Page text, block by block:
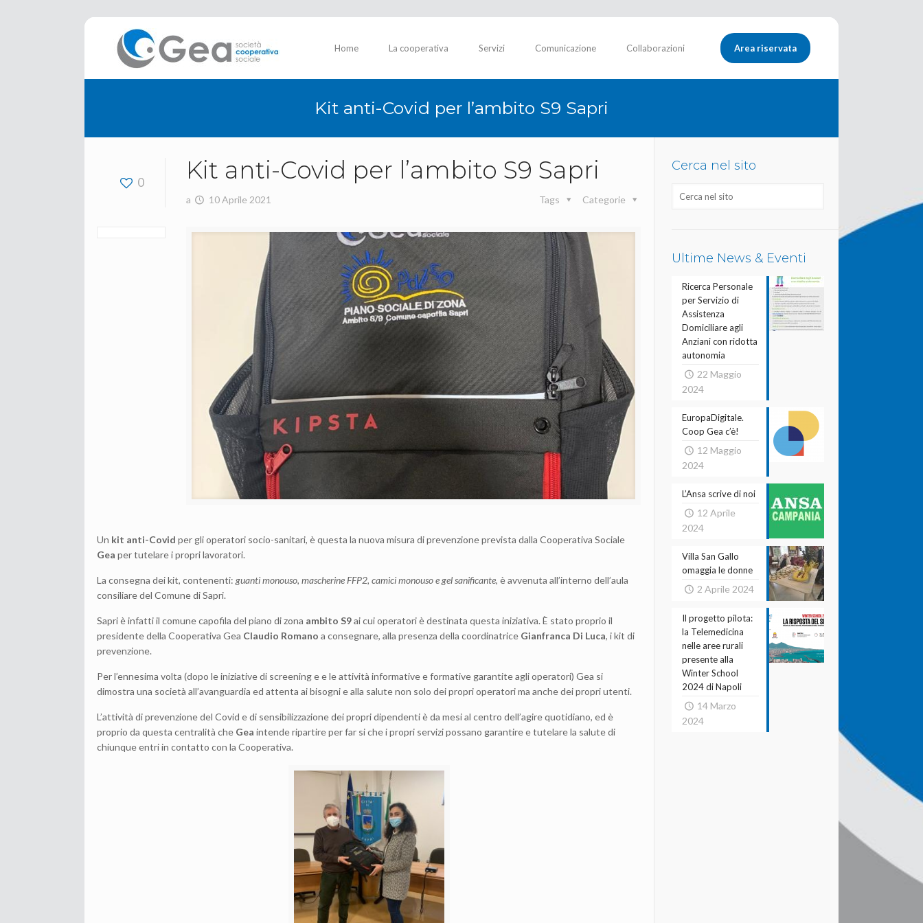
Home La cooperativa Servizi Comunicazione Collaborazioni Area riservata
Kit anti-Covid per l’ambito S9 Sapri
0 Kit anti-Covid per l’ambito S9 Sapri
a 10 Aprile 2021 Categorie
Tags
Un kit anti-Covid per gli operatori socio-sanitari, è questa la nuova misura di prevenzione prevista dalla Cooperativa Sociale
Gea per tutelare i propri lavoratori.
La consegna dei kit, contenenti:guanti monouso, mascherine FFP2, camici monouso e gel sanificante, è avvenuta all’interno dell’aula
consiliare del Comune di Sapri.
Sapri è infatti il comune capofila del piano di zona ambito S9ai cui operatori è destinata questa iniziativa. È stato proprio il
presidente della Cooperativa Gea Claudio Romano a consegnare, alla presenza della coordinatrice Gianfranca Di Luca, i kit di
prevenzione.
Per l’ennesima volta (dopo le iniziative di screening e e le attività informative e formative garantite agli operatori) Gea si
dimostra una società all’avanguardia ed attenta ai bisogni e alla salute non solo dei propri operatori ma anche dei propri utenti.
L’attività di prevenzione del Covid e di sensibilizzazione dei propri dipendenti è da mesi al centro dell’agire quotidiano, ed è
proprio da questa centralità che Gea intende ripartire per far si che i propri servizi possano garantire e tutelare la salute di
chiunque entri in contatto con la Cooperativa.
Cerca nel sito
Ultime News & Eventi
Ricerca Personale
per Servizio di
Assistenza
Domiciliare agli
Anziani con ridotta
autonomia
22 Maggio
2024
EuropaDigitale.
Coop Gea c’è!
12 Maggio
2024
L’Ansa scrive di noi
12 Aprile
2024
Villa San Gallo
omaggia le donne
2 Aprile 2024
Il progetto pilota:
la Telemedicina
nelle aree rurali
presente alla
Winter School
2024 di Napoli
14 Marzo
2024